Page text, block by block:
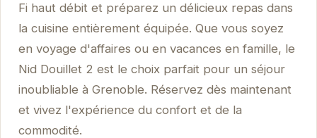
Fi haut débit et préparez un délicieux repas dans
la cuisine entièrement équipée. Que vous soyez
en voyage d'affaires ou en vacances en famille, le
Nid Douillet 2 est le choix parfait pour un séjour
inoubliable à Grenoble. Réservez dès maintenant
et vivez l'expérience du confort et de la
commodité.